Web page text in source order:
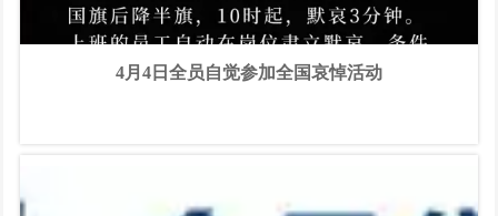
4月4日全员自觉参加全国哀悼活动